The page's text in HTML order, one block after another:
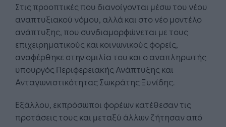
Στις προοπτικές που διανοίγονται μέσω του νέου
αναπτυξιακού νόμου, αλλά και στο νέο μοντέλο
ανάπτυξης, που συνδιαμορφώνεται με τους
επιχειρηματικούς και κοινωνικούς φορείς,
αναφέρθηκε στην ομιλία του και ο αναπληρωτής
υπουργός Περιφερειακής Ανάπτυξης και
Ανταγωνιστικότητας Σωκράτης Ξυνίδης.
Εξάλλου, εκπρόσωποι φορέων κατέθεσαν τις
προτάσεις τους και μεταξύ άλλων ζήτησαν από